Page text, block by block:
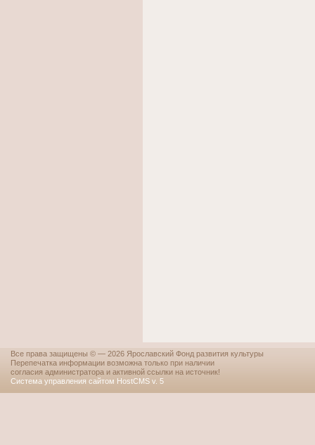
Все права защищены © — 2026 Ярославский Фонд развития культуры
Перепечатка информации возможна только при наличии
согласия администратора и активной ссылки на источник!
Система управления сайтом HostCMS v. 5